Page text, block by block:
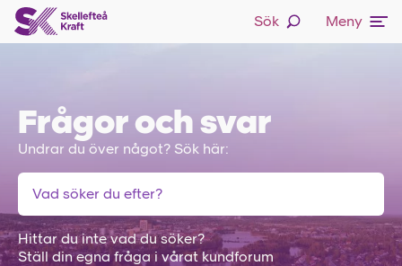
Sök
Meny
Frågor och svar
Undrar du över något? Sök här:
Hittar du inte vad du söker?
Ställ din egna fråga i vårat kundforum